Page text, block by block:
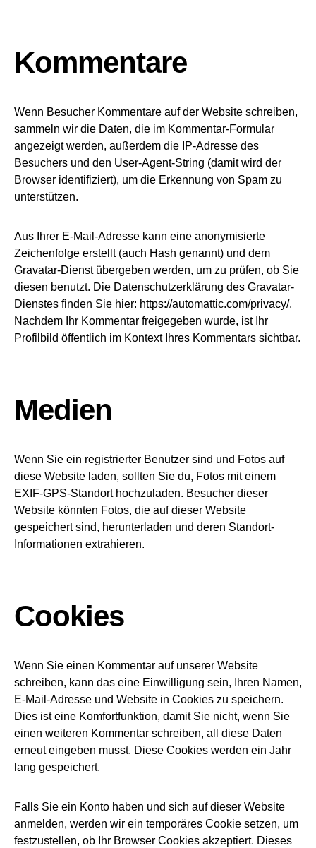
Kommentare
Wenn Besucher Kommentare auf der Website schreiben,
sammeln wir die Daten, die im Kommentar-Formular
angezeigt werden, außerdem die IP-Adresse des
Besuchers und den User-Agent-String (damit wird der
Browser identifiziert), um die Erkennung von Spam zu
unterstützen.
Aus Ihrer E-Mail-Adresse kann eine anonymisierte
Zeichenfolge erstellt (auch Hash genannt) und dem
Gravatar-Dienst übergeben werden, um zu prüfen, ob Sie
diesen benutzt. Die Datenschutzerklärung des Gravatar-
Dienstes finden Sie hier: https://automattic.com/privacy/.
Nachdem Ihr Kommentar freigegeben wurde, ist Ihr
Profilbild öffentlich im Kontext Ihres Kommentars sichtbar.
Medien
Wenn Sie ein registrierter Benutzer sind und Fotos auf
diese Website laden, sollten Sie du, Fotos mit einem
EXIF-GPS-Standort hochzuladen. Besucher dieser
Website könnten Fotos, die auf dieser Website
gespeichert sind, herunterladen und deren Standort-
Informationen extrahieren.
Cookies
Wenn Sie einen Kommentar auf unserer Website
schreiben, kann das eine Einwilligung sein, Ihren Namen,
E-Mail-Adresse und Website in Cookies zu speichern.
Dies ist eine Komfortfunktion, damit Sie nicht, wenn Sie
einen weiteren Kommentar schreiben, all diese Daten
erneut eingeben musst. Diese Cookies werden ein Jahr
lang gespeichert.
Falls Sie ein Konto haben und sich auf dieser Website
anmelden, werden wir ein temporäres Cookie setzen, um
festzustellen, ob Ihr Browser Cookies akzeptiert. Dieses